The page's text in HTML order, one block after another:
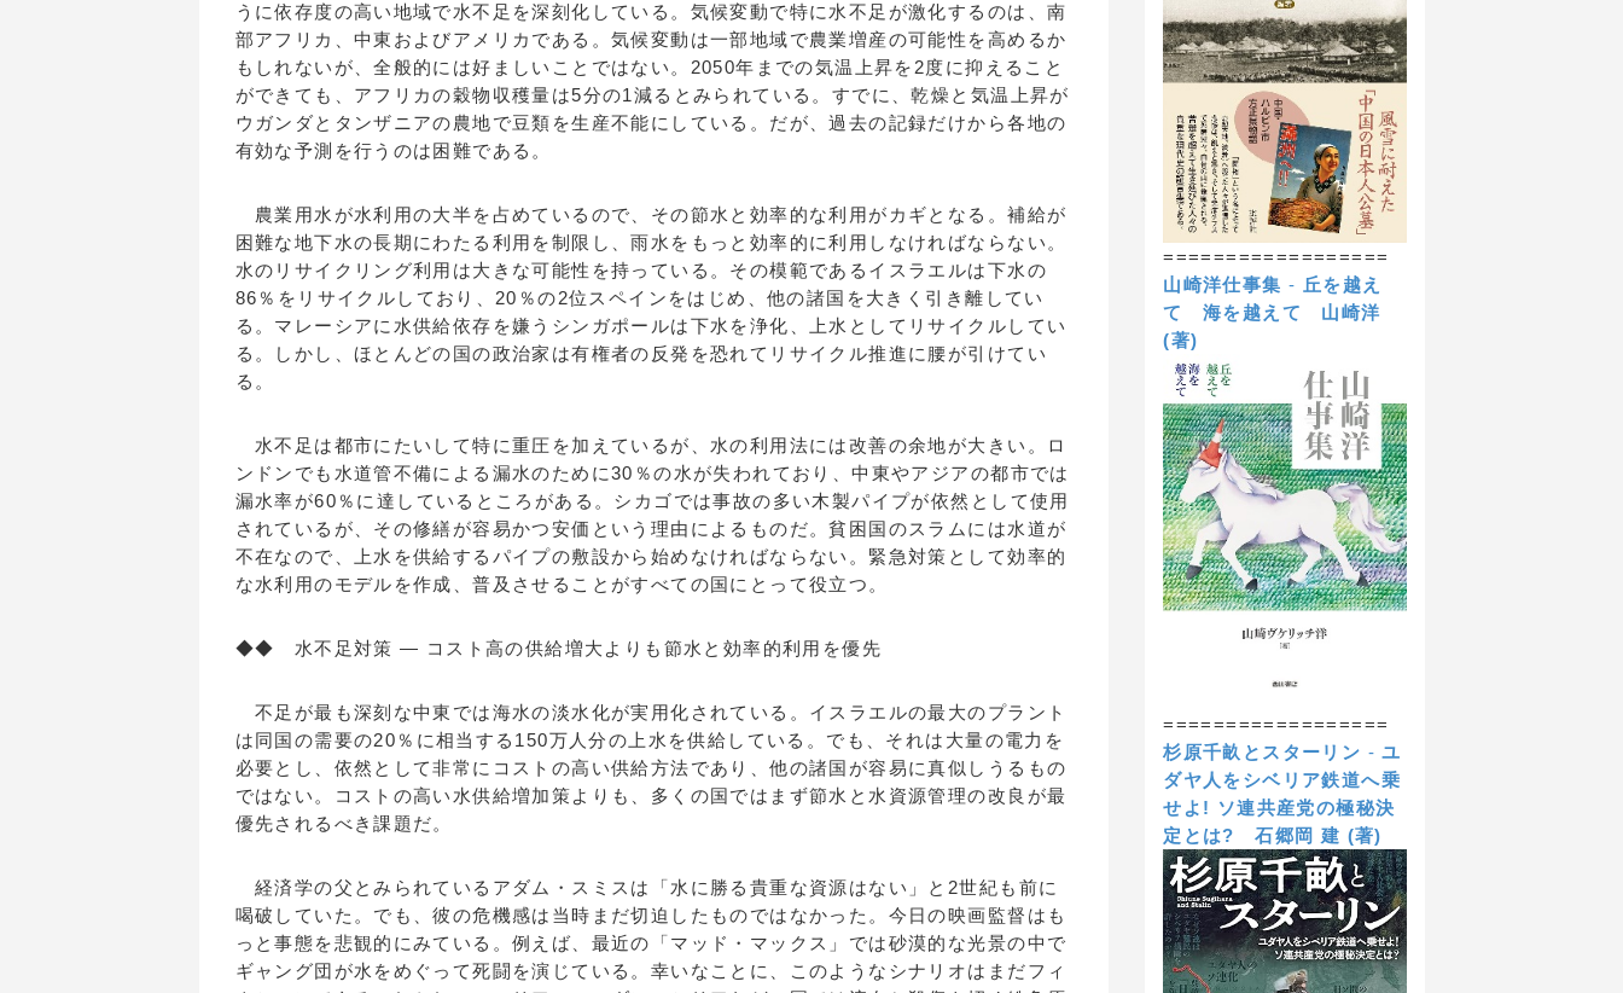
うに依存度の高い地域で水不足を深刻化している。気候変動で特に水不足が激化するのは、南
部アフリカ、中東およびアメリカである。気候変動は一部地域で農業増産の可能性を高めるか
もしれないが、全般的には好ましいことではない。2050年までの気温上昇を2度に抑えること
ができても、アフリカの穀物収穫量は5分の1減るとみられている。すでに、乾燥と気温上昇が
ウガンダとタンザニアの農地で豆類を生産不能にしている。だが、過去の記録だけから各地の
有効な予測を行うのは困難である。
農業用水が水利用の大半を占めているので、その節水と効率的な利用がカギとなる。補給が
困難な地下水の長期にわたる利用を制限し、雨水をもっと効率的に利用しなければならない。
水のリサイクリング利用は大きな可能性を持っている。その模範であるイスラエルは下水の
86％をリサイクルしており、20％の2位スペインをはじめ、他の諸国を大きく引き離してい
る。マレーシアに水供給依存を嫌うシンガポールは下水を浄化、上水としてリサイクルしてい
る。しかし、ほとんどの国の政治家は有権者の反発を恐れてリサイクル推進に腰が引けてい
る。
水不足は都市にたいして特に重圧を加えているが、水の利用法には改善の余地が大きい。ロ
ンドンでも水道管不備による漏水のために30％の水が失われており、中東やアジアの都市では
漏水率が60％に達しているところがある。シカゴでは事故の多い木製パイプが依然として使用
されているが、その修繕が容易かつ安価という理由によるものだ。貧困国のスラムには水道が
不在なので、上水を供給するパイプの敷設から始めなければならない。緊急対策として効率的
な水利用のモデルを作成、普及させることがすべての国にとって役立つ。
◆◆ 水不足対策 ― コスト高の供給増大よりも節水と効率的利用を優先
不足が最も深刻な中東では海水の淡水化が実用化されている。イスラエルの最大のプラント
は同国の需要の20％に相当する150万人分の上水を供給している。でも、それは大量の電力を
必要とし、依然として非常にコストの高い供給方法であり、他の諸国が容易に真似しうるもの
ではない。コストの高い水供給増加策よりも、多くの国ではまず節水と水資源管理の改良が最
優先されるべき課題だ。
経済学の父とみられているアダム・スミスは「水に勝る貴重な資源はない」と2世紀も前に
喝破していた。でも、彼の危機感は当時まだ切迫したものではなかった。今日の映画監督はも
っと事態を悲観的にみている。例えば、最近の「マッド・マックス」では砂漠的な光景の中で
ギャング団が水をめぐって死闘を演じている。幸いなことに、このようなシナリオはまだフィ
==================
山崎洋仕事集 - 丘を越え
て 海を越えて
山崎洋
(著)
==================
杉原千畝とスターリン -ユ
ダヤ人をシベリア鉄道へ乗
せよ! ソ連共産党の極秘決
定とは?
石郷岡 建 (著)